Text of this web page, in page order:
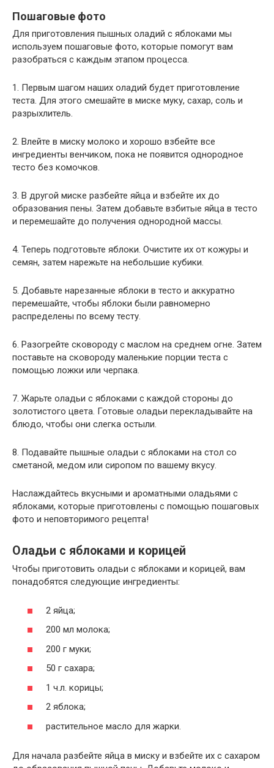
Пошаговые фото
Для приготовления пышных оладий с яблоками мы
используем пошаговые фото, которые помогут вам
разобраться с каждым этапом процесса.
1. Первым шагом наших оладий будет приготовление
теста. Для этого смешайте в миске муку, сахар, соль и
разрыхлитель.
2. Влейте в миску молоко и хорошо взбейте все
ингредиенты венчиком, пока не появится однородное
тесто без комочков.
3. В другой миске разбейте яйца и взбейте их до
образования пены. Затем добавьте взбитые яйца в тесто
и перемешайте до получения однородной массы.
4. Теперь подготовьте яблоки. Очистите их от кожуры и
семян, затем нарежьте на небольшие кубики.
5. Добавьте нарезанные яблоки в тесто и аккуратно
перемешайте, чтобы яблоки были равномерно
распределены по всему тесту.
6. Разогрейте сковороду с маслом на среднем огне. Затем
поставьте на сковороду маленькие порции теста с
помощью ложки или черпака.
7. Жарьте оладьи с яблоками с каждой стороны до
золотистого цвета. Готовые оладьи перекладывайте на
блюдо, чтобы они слегка остыли.
8. Подавайте пышные оладьи с яблоками на стол со
сметаной, медом или сиропом по вашему вкусу.
Наслаждайтесь вкусными и ароматными оладьями с
яблоками, которые приготовлены с помощью пошаговых
фото и неповторимого рецепта!
Оладьи с яблоками и корицей
Чтобы приготовить оладьи с яблоками и корицей, вам
понадобятся следующие ингредиенты:
2 яйца;
200 мл молока;
200 г муки;
50 г сахара;
1 ч.л. корицы;
2 яблока;
растительное масло для жарки.
Для начала разбейте яйца в миску и взбейте их с сахаром